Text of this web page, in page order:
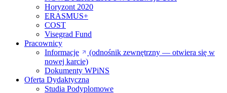
Horyzont 2020
ERASMUS+
COST
Visegrad Fund
Pracownicy
Informacje
(odnośnik zewnętrzny — otwiera się w
nowej karcie)
Dokumenty WPiNS
Oferta Dydaktyczna
Studia Podyplomowe